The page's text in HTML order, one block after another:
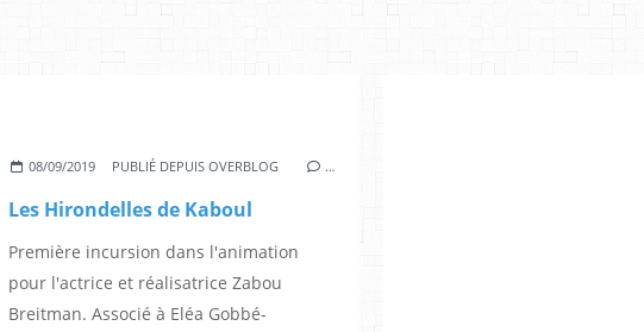
BREITMAN,ELÉA GOBBÉ-MÉVELLEC,SIMON ABKARIAN
08/09/2019 PUBLIÉ DEPUIS OVERBLOG …
Les Hirondelles de Kaboul
Première incursion dans l'animation
pour l'actrice et réalisatrice Zabou
Breitman. Associé à Eléa Gobbé-